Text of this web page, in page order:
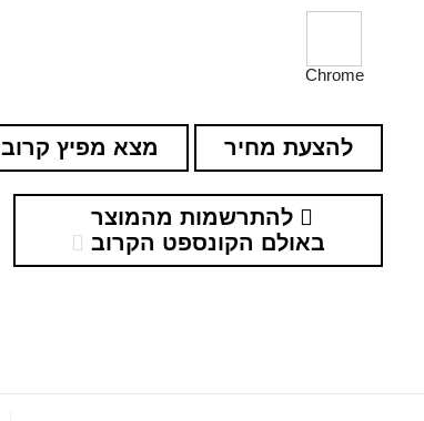
Chrome
להצעת מחיר מצא מפיץ קרוב
להתרשמות מהמוצר
באולם הקונספט הקרוב